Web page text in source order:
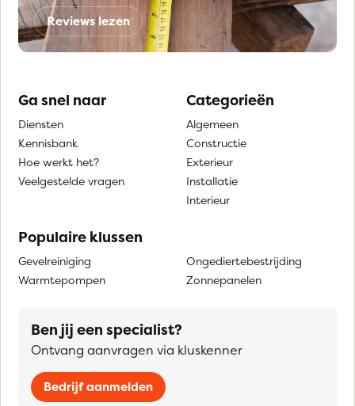
Reviews lezen
Ga snel naar
Diensten
Kennisbank
Hoe werkt het?
Veelgestelde vragen
Categorieën
Algemeen
Constructie
Exterieur
Installatie
Interieur
Populaire klussen
Gevelreiniging
Warmtepompen
Ongediertebestrijding
Zonnepanelen
Ben jij een specialist?
Ontvang aanvragen via kluskenner
Bedrijf aanmelden